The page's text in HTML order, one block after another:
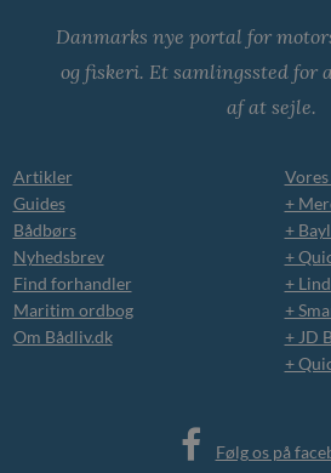
Danmarks nye portal for
og fiskeri. Et samlingssted for
af at sejle.
Artikler
Guides
Bådbørs
Nyhedsbrev
Find forhandler
Maritim ordbog
Om Bådliv.dk
+
+
+
+
+
+ JD
+
Følg os på